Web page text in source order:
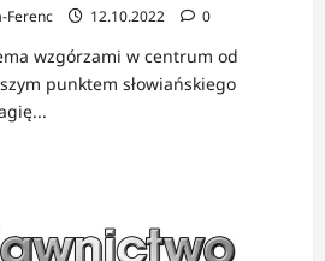
Ferenc 12.10.2022 0
wzgórzami w centrum od
punktem słowiańskiego